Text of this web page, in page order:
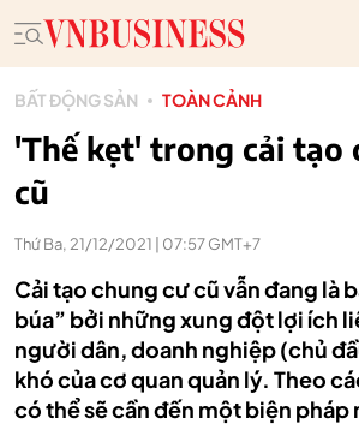
BẤT ĐỘNG SẢN TOÀN CẢNH
'Thế kẹt' trong cải tạo
cũ
Thứ Ba, 21/12/2021 | 07:57 GMT+7
Cải tạo chung cư cũ vẫn đang là
búa” bởi những xung đột lợi ích
người dân, doanh nghiệp (chủ
khó của cơ quan quản lý. Theo
có thể sẽ cần đến một biện pháp